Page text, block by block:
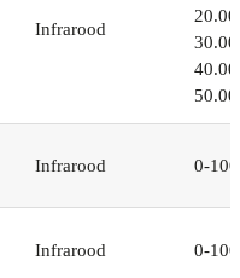
Infrarood
Infrarood 0-
Infrarood 0-